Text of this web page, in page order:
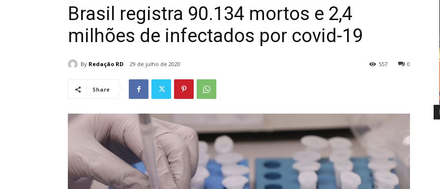
Brasil registra 90.134 mortos e 2,4
milhões de infectados por covid-19
By Redação RD 29 de julho de 2020 0
557
Share